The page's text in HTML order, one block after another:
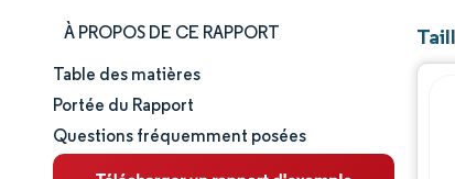
À PROPOS DE CE RAPPORT
Taille et part de marché
Analyse du marché
Table des matières
Portée du Rapport
Questions fréquemment posées